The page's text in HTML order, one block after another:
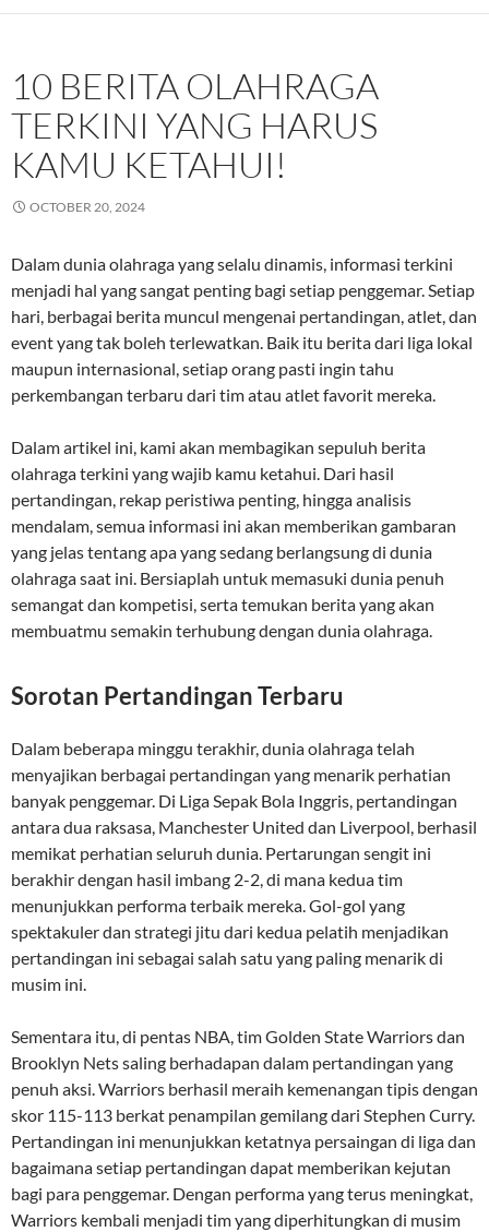
10 BERITA OLAHRAGA
TERKINI YANG HARUS
KAMU KETAHUI!
OCTOBER 20, 2024
Dalam dunia olahraga yang selalu dinamis, informasi terkini
menjadi hal yang sangat penting bagi setiap penggemar. Setiap
hari, berbagai berita muncul mengenai pertandingan, atlet, dan
event yang tak boleh terlewatkan. Baik itu berita dari liga lokal
maupun internasional, setiap orang pasti ingin tahu
perkembangan terbaru dari tim atau atlet favorit mereka.
Dalam artikel ini, kami akan membagikan sepuluh berita
olahraga terkini yang wajib kamu ketahui. Dari hasil
pertandingan, rekap peristiwa penting, hingga analisis
mendalam, semua informasi ini akan memberikan gambaran
yang jelas tentang apa yang sedang berlangsung di dunia
olahraga saat ini. Bersiaplah untuk memasuki dunia penuh
semangat dan kompetisi, serta temukan berita yang akan
membuatmu semakin terhubung dengan dunia olahraga.
Sorotan Pertandingan Terbaru
Dalam beberapa minggu terakhir, dunia olahraga telah
menyajikan berbagai pertandingan yang menarik perhatian
banyak penggemar. Di Liga Sepak Bola Inggris, pertandingan
antara dua raksasa, Manchester United dan Liverpool, berhasil
memikat perhatian seluruh dunia. Pertarungan sengit ini
berakhir dengan hasil imbang 2-2, di mana kedua tim
menunjukkan performa terbaik mereka. Gol-gol yang
spektakuler dan strategi jitu dari kedua pelatih menjadikan
pertandingan ini sebagai salah satu yang paling menarik di
musim ini.
Sementara itu, di pentas NBA, tim Golden State Warriors dan
Brooklyn Nets saling berhadapan dalam pertandingan yang
penuh aksi. Warriors berhasil meraih kemenangan tipis dengan
skor 115-113 berkat penampilan gemilang dari Stephen Curry.
Pertandingan ini menunjukkan ketatnya persaingan di liga dan
bagaimana setiap pertandingan dapat memberikan kejutan
bagi para penggemar. Dengan performa yang terus meningkat,
Warriors kembali menjadi tim yang diperhitungkan di musim